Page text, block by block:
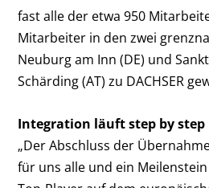
fast alle der etwa 950
Mitarbeiter in den zwei
Neuburg am Inn (DE) und
Schärding (AT) zu DACHSER
Integration läuft step by step
„Der Abschluss der
für uns alle und ein